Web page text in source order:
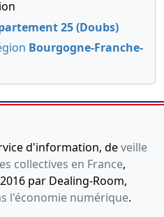
25 (Doubs)
Bourgogne-Franche-
d'information, deveille
collectives en France,
par Dealing-Room,
l'économie numérique.